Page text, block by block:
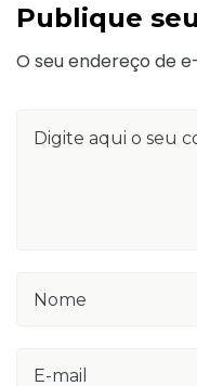
Publique
O seu endereço de